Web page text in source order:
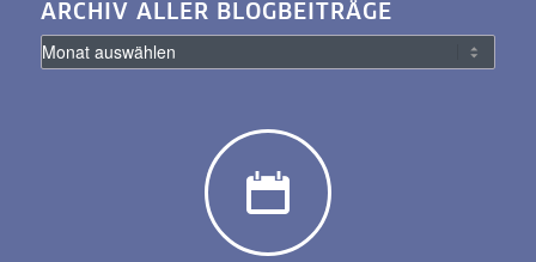
ARCHIV ALLER BLOGBEITRÄGE